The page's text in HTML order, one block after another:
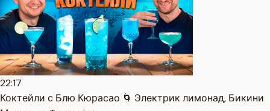
22:17
Коктейли с Блю Кюрасао 🌀 Электрик лимонад, Бикини